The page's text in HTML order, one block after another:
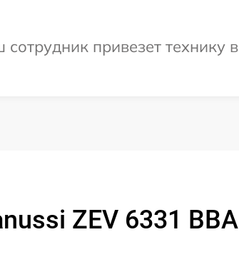
привезет технику в
ZEV 6331 BBA